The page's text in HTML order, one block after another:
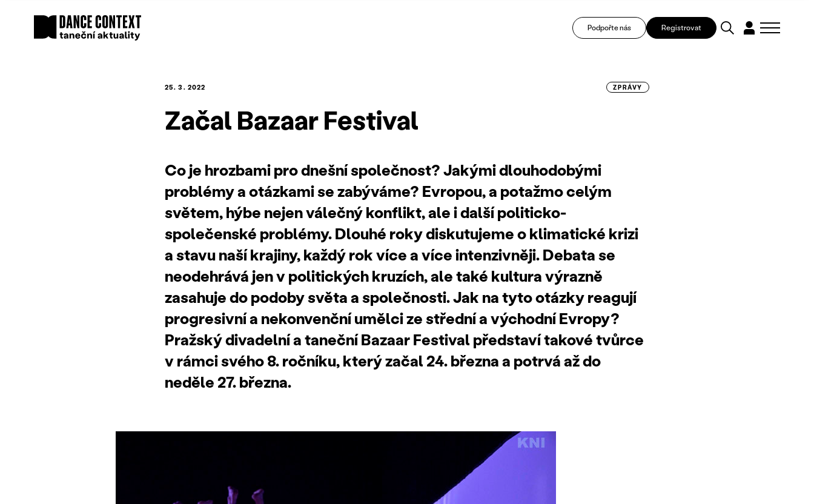
Podpořte nás Registrovat
25. 3. 2022 ZPRÁVY
Začal Bazaar Festival
Co je hrozbami pro dnešní společnost? Jakými dlouhodobými
problémy a otázkami se zabýváme? Evropou, a potažmo celým
světem, hýbe nejen válečný konflikt, ale i další politicko-
společenské problémy. Dlouhé roky diskutujeme o klimatické krizi
a stavu naší krajiny, každý rok více a více intenzivněji. Debata se
neodehrává jen v politických kruzích, ale také kultura výrazně
zasahuje do podoby světa a společnosti. Jak na tyto otázky reagují
progresivní a nekonvenční umělci ze střední a východní Evropy?
Pražský divadelní a taneční Bazaar Festival představí takové tvůrce
v rámci svého 8. ročníku, který začal 24. března a potrvá až do
neděle 27. března.